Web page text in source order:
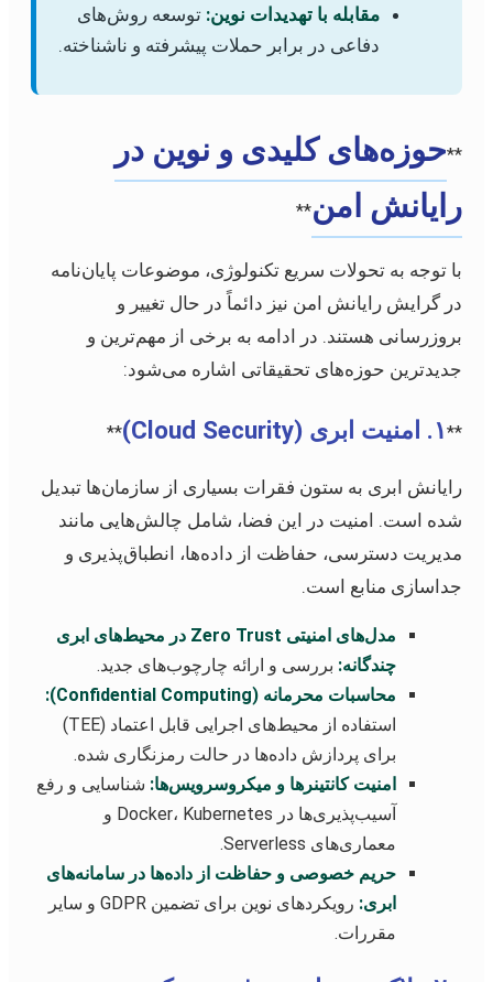
مقابله با تهدیدات نوین: توسعه روش‌های
دفاعی در برابر حملات پیشرفته و ناشناخته.
**حوزه‌های کلیدی و نوین در
رایانش امن**
با توجه به تحولات سریع تکنولوژی، موضوعات پایان‌نامه
در گرایش رایانش امن نیز دائماً در حال تغییر و
بروزرسانی هستند. در ادامه به برخی از مهم‌ترین و
جدیدترین حوزه‌های تحقیقاتی اشاره می‌شود:
**۱. امنیت ابری (Cloud Security) **
رایانش ابری به ستون فقرات بسیاری از سازمان‌ها تبدیل
شده است. امنیت در این فضا، شامل چالش‌هایی مانند
مدیریت دسترسی، حفاظت از داده‌ها، انطباق‌پذیری و
جداسازی منابع است.
مدل‌های امنیتی Zero Trust در محیط‌های ابری
چندگانه: بررسی و ارائه چارچوب‌های جدید.
محاسبات محرمانه (Confidential Computing):
استفاده از محیط‌های اجرایی قابل اعتماد (TEE)
برای پردازش داده‌ها در حالت رمزنگاری شده.
امنیت کانتینرها و میکروسرویس‌ها: شناسایی و رفع
آسیب‌پذیری‌ها در Docker، Kubernetes و
معماری‌های Serverless.
حریم خصوصی و حفاظت از داده‌ها در سامانه‌های
ابری:
رویکردهای نوین برای تضمین GDPR و سایر
مقررات.